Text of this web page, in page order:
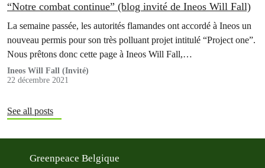
“Notre combat continue” (blog invité de Ineos Will Fall)
La semaine passée, les autorités flamandes ont accordé à Ineos un
nouveau permis pour son très polluant projet intitulé “Project one”.
Nous prêtons donc cette page à Ineos Will Fall,…
Ineos Will Fall (Invité)
22 décembre 2021
See all posts
Greenpeace Belgique